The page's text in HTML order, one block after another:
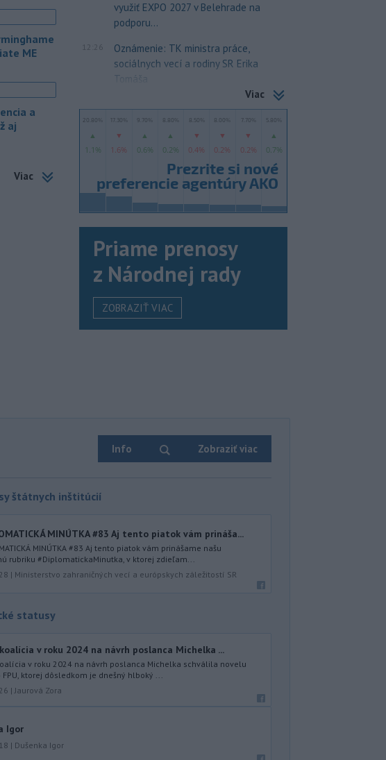
posúdenie
ktoré
vody
Nižný
okolie.
ebola
republike
osem
krajov.
rady SR
ME
a
aj
Viac
využiť EXPO 2027 v Belehrade na
podporu...
12:26
Oznámenie: TK ministra práce,
sociálnych vecí a rodiny SR Erika
Tomáša
Viac
Priame prenosy
z Národnej rady
ZOBRAZIŤ VIAC
Info Zobraziť viac
štátnych inštitúcií
MINÚTKA #83 Aj tento piatok vám prináša...
MINÚTKA #83 Aj tento piatok vám prinášame našu
rubriku #DiplomatickaMinutka, v ktorej zdieľam...
| Ministerstvo zahraničných vecí a európskych záležitostí SR
statusy
v roku 2024 na návrh poslanca Michelka ...
v roku 2024 na návrh poslanca Michelka schválila novelu
FPU, ktorej dôsledkom je dnešný hlboký ...
| Jaurová Zora
Igor
| Dušenka Igor